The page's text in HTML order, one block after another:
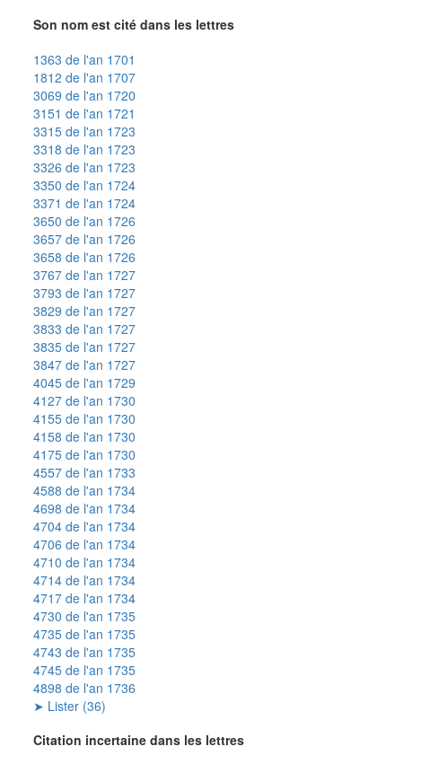
Son nom est cité dans les lettres
1363 de l'an 1701
1812 de l'an 1707
3069 de l'an 1720
3151 de l'an 1721
3315 de l'an 1723
3318 de l'an 1723
3326 de l'an 1723
3350 de l'an 1724
3371 de l'an 1724
3650 de l'an 1726
3657 de l'an 1726
3658 de l'an 1726
3767 de l'an 1727
3793 de l'an 1727
3829 de l'an 1727
3833 de l'an 1727
3835 de l'an 1727
3847 de l'an 1727
4045 de l'an 1729
4127 de l'an 1730
4155 de l'an 1730
4158 de l'an 1730
4175 de l'an 1730
4557 de l'an 1733
4588 de l'an 1734
4698 de l'an 1734
4704 de l'an 1734
4706 de l'an 1734
4710 de l'an 1734
4714 de l'an 1734
4717 de l'an 1734
4730 de l'an 1735
4735 de l'an 1735
4743 de l'an 1735
4745 de l'an 1735
4898 de l'an 1736
➤ Lister (36)
Citation incertaine dans les lettres